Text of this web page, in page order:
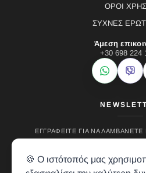
ΟΡΟΙ
ΣΥΧΝΕΣ
Άμεση
+30 698 224
WhatsApp
Viber
ΕΓΓΡΑΦΕΊΤΕ ΓΙΑ ΝΑ
🍪 Ο ιστότοπός μας